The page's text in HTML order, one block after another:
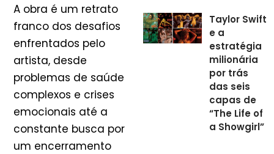
A obra é um retrato
franco dos desafios
enfrentados pelo
artista, desde
problemas de saúde
complexos e crises
emocionais até a
constante busca por
um encerramento
Taylor Swift
e a
estratégia
milionária
por trás
das seis
capas de
“The Life of
a Showgirl”